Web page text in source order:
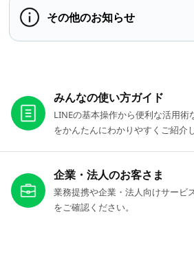
その他のお知らせ
みんなの使い方ガイド
LINEの基本操作から便利な活用術
をかんたんにわかりやすくご紹介
企業・法人のお客さま
業務提携や企業・法人向けサービ
をご確認ください。